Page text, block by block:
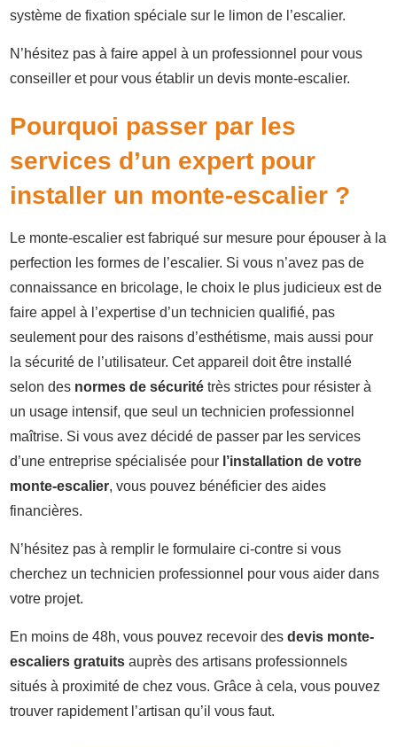
système de fixation spéciale sur le limon de l’escalier.
N’hésitez pas à faire appel à un professionnel pour vous
conseiller et pour vous établir un devis monte-escalier.
Pourquoi passer par les
services d’un expert pour
installer un monte-escalier ?
Le monte-escalier est fabriqué sur mesure pour épouser à la
perfection les formes de l’escalier. Si vous n’avez pas de
connaissance en bricolage, le choix le plus judicieux est de
faire appel à l’expertise d’un technicien qualifié, pas
seulement pour des raisons d’esthétisme, mais aussi pour
la sécurité de l’utilisateur. Cet appareil doit être installé
selon des normes de sécurité très strictes pour résister à
un usage intensif, que seul un technicien professionnel
maîtrise. Si vous avez décidé de passer par les services
d’une entreprise spécialisée pour l’installation de votre
monte-escalier, vous pouvez bénéficier des aides
financières.
N’hésitez pas à remplir le formulaire ci-contre si vous
cherchez un technicien professionnel pour vous aider dans
votre projet.
En moins de 48h, vous pouvez recevoir des devis monte-
escaliers gratuits auprès des artisans professionnels
situés à proximité de chez vous. Grâce à cela, vous pouvez
trouver rapidement l’artisan qu’il vous faut.